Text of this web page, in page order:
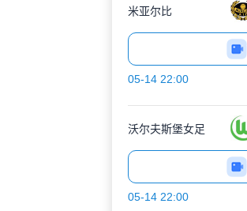
米亚尔比
05-14 22:00
沃尔夫斯堡女足
05-14 22:00